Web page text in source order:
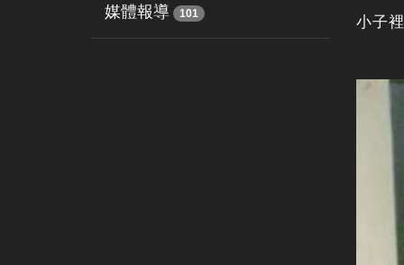
媒體報導 101
小子